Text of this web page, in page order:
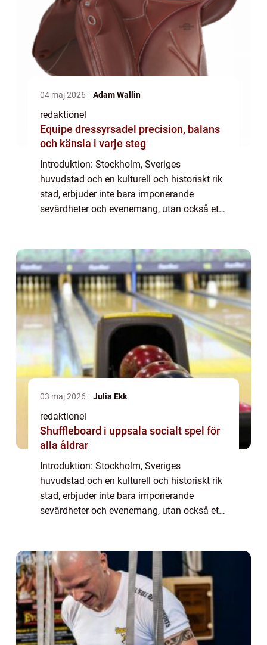
04 maj 2026 Adam Wallin
redaktionel
Equipe dressyrsadel precision, balans
och känsla i varje steg
Introduktion: Stockholm, Sveriges
huvudstad och en kulturell och historiskt rik
stad, erbjuder inte bara imponerande
sevärdheter och evenemang, utan också ett
under ...
03 maj 2026 Julia Ekk
redaktionel
Shuffleboard i uppsala socialt spel för
alla åldrar
Introduktion: Stockholm, Sveriges
huvudstad och en kulturell och historiskt rik
stad, erbjuder inte bara imponerande
sevärdheter och evenemang, utan också ett
under ...